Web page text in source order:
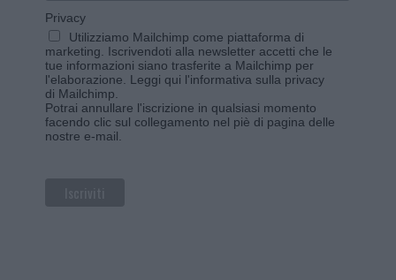
Privacy
Utilizziamo Mailchimp come piattaforma di
marketing. Iscrivendoti alla newsletter accetti che le
tue informazioni siano trasferite a Mailchimp per
l'elaborazione. Leggi qui l'informativa sulla privacy
di Mailchimp
Potrai annullare l'iscrizione in qualsiasi momento
facendo clic sul collegamento nel piè di pagina delle
nostre e-mail.